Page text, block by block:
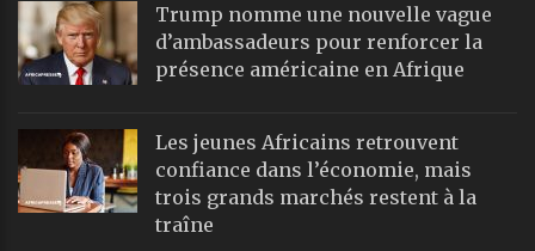
Trump nomme une nouvelle vague
d’ambassadeurs pour renforcer la
présence américaine en Afrique
Les jeunes Africains retrouvent
confiance dans l’économie, mais
trois grands marchés restent à la
traîne